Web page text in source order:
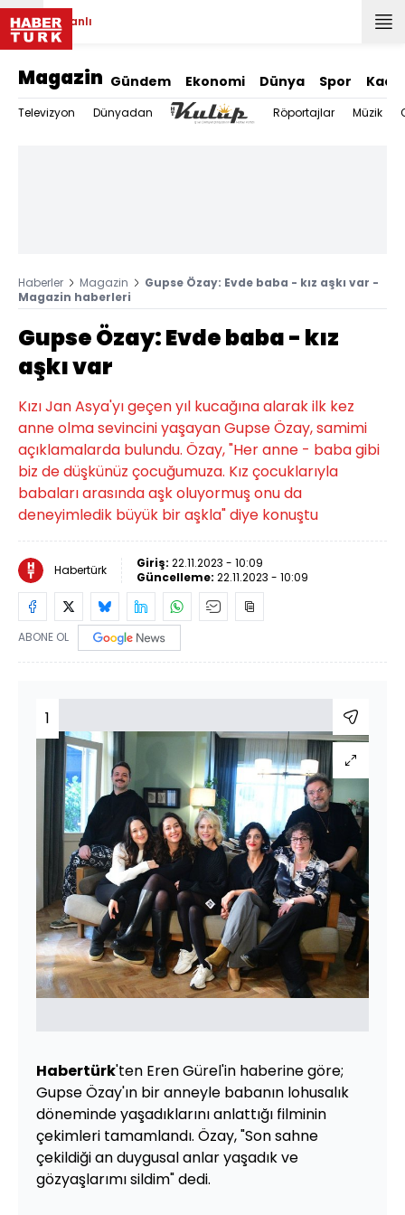
Canlı
Magazin Gündem Ekonomi Dünya Spor
Televizyon Dünyadan Röportajlar Müzik
Haberler Magazin
Gupse Özay: Evde baba - kız aşkı var -
Magazin haberleri
Gupse Özay: Evde baba - kız
aşkı var
Kızı Jan Asya'yı geçen yıl kucağına alarak ilk kez
anne olma sevincini yaşayan Gupse Özay, samimi
açıklamalarda bulundu. Özay, "Her anne - baba gibi
biz de düşkünüz çocuğumuza. Kız çocuklarıyla
babaları arasında aşk oluyormuş onu da
deneyimledik büyük bir aşkla" diye konuştu
Habertürk Giriş: 22.11.2023 - 10:09
Güncelleme: 22.11.2023 - 10:09
ABONE OL
1
Habertürk'ten Eren Gürel'in haberine göre;
Gupse Özay'ın bir anneyle babanın lohusalık
döneminde yaşadıklarını anlattığı filminin
çekimleri tamamlandı. Özay, "Son sahne
çekildiği an duygusal anlar yaşadık ve
gözyaşlarımı sildim" dedi.